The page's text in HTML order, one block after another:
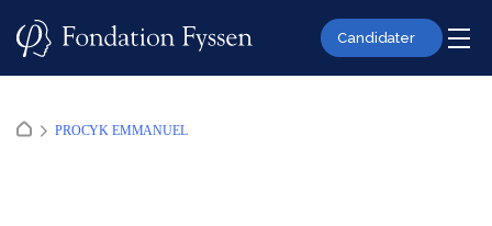
Candidater
PROCYK EMMANUEL